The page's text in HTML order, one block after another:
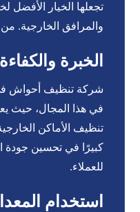
تجعلها الخيار
والمرافق الخارجية. من
الخبرة
شركة تنظيف أحواش
في هذا المجال،
تنظيف الأماكن
كبيرًا في تحسين جودة
للعملاء.
استخدام